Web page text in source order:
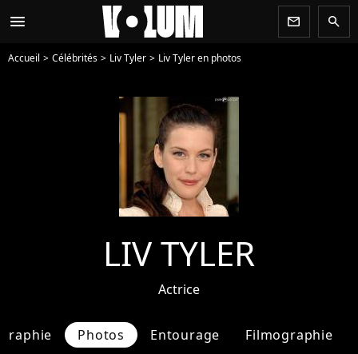
menu newsletter search
Accueil Célébrités Liv Tyler Liv Tyler en photos
LIV TYLER
Actrice
Photos Entourage Filmographie